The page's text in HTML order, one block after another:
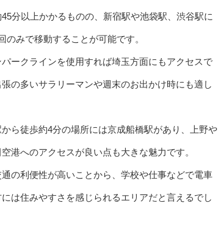
分以上かかるものの、新宿駅や池袋駅、渋谷駅に
のみで移動することが可能です。
ークラインを使用すれば埼玉方面にもアクセスで
の多いサラリーマンや週末のお出かけ時にも適し
から徒歩約4分の場所には京成船橋駅があり、上野や
港へのアクセスが良い点も大きな魅力です。
の利便性が高いことから、学校や仕事などで電車
は住みやすさを感じられるエリアだと言えるでし